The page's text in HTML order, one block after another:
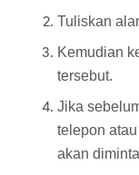
Tuliskan
Kemudian
tersebut.
Jika
telepon
akan